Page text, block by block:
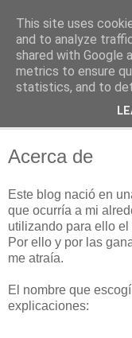
2KChTes
Tomándome un
Acerca de
Este blog nació en
que ocurría a mi
utilizando para ello
Por ello y por las
me atraía.
El nombre que
explicaciones:
This site uses
and to analyze
shared with Google
metrics to ensure
statistics, and to